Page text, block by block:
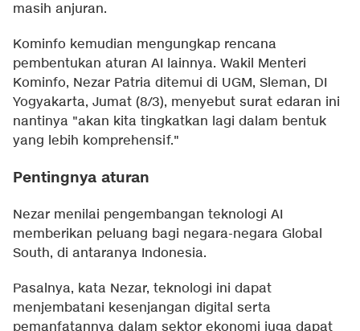
masih anjuran.
Kominfo kemudian mengungkap rencana
pembentukan aturan AI lainnya. Wakil Menteri
Kominfo, Nezar Patria ditemui di UGM, Sleman, DI
Yogyakarta, Jumat (8/3), menyebut surat edaran ini
nantinya "akan kita tingkatkan lagi dalam bentuk
yang lebih komprehensif."
Pentingnya aturan
Nezar menilai pengembangan teknologi AI
memberikan peluang bagi negara-negara Global
South, di antaranya Indonesia.
Pasalnya, kata Nezar, teknologi ini dapat
menjembatani kesenjangan digital serta
pemanfatannya dalam sektor ekonomi juga dapat